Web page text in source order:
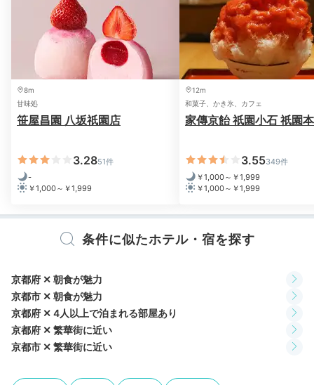
食後は、ホテルで購入した入浴剤を入れてゆっくりお風呂に浸か
り、お部屋で珈琲やお茶を飲みながら友達と夜遅くまで話していま
した。
Morning
静かな散策体験
8m
甘味処
笹屋昌園 八坂祇園店
3.2851件
-
￥1,000～￥1,999
12m
和菓子、かき氷、カフェ
家傳京飴 祇園小石 祇園
3.55349件
￥1,000～￥1,999
￥1,000～￥1,999
条件に似たホテル・宿を探す
京都府 ✕ 朝食が魅力
京都市 ✕ 朝食が魅力
京都府 ✕ 4人以上で泊まれる部屋あり
京都府 ✕ 繁華街に近い
京都市 ✕ 繁華街に近い